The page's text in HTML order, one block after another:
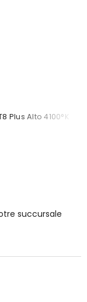
Plus Alto 4100°K
succursale